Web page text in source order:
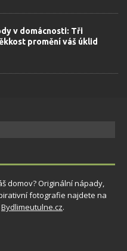
v domácnosti: Tři
promění váš úklid
domov? Originální nápady,
fotografie najdete na
Bydlimeutulne.cz.